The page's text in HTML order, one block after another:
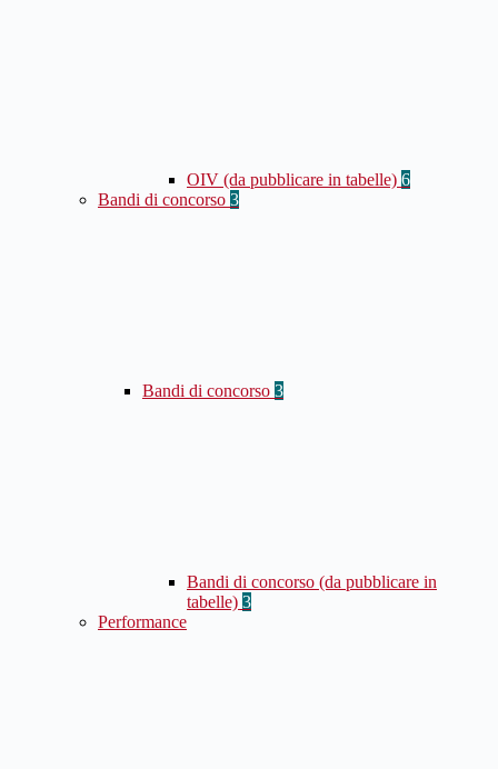
OIV (da pubblicare in tabelle) 6
Bandi di concorso 3
Bandi di concorso 3
Bandi di concorso (da pubblicare in
tabelle) 3
Performance